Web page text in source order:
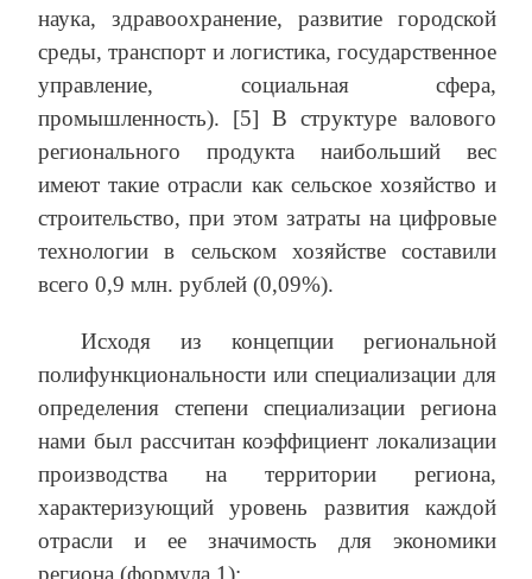
наука, здравоохранение, развитие городской
среды, транспорт и логистика, государственное
управление, социальная сфера,
промышленность). [5] В структуре валового
регионального продукта наибольший вес
имеют такие отрасли как сельское хозяйство и
строительство, при этом затраты на цифровые
технологии в сельском хозяйстве составили
всего 0,9 млн. рублей (0,09%).
Исходя из концепции региональной
полифункциональности или специализации для
определения степени специализации региона
нами был рассчитан коэффициент локализации
производства на территории региона,
характеризующий уровень развития каждой
отрасли и ее значимость для экономики
региона (формула 1):